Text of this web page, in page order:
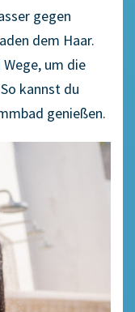
gegen
dem Haar.
um die
kannst du
genießen.